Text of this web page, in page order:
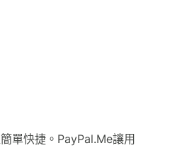
單快捷。PayPal.Me讓用